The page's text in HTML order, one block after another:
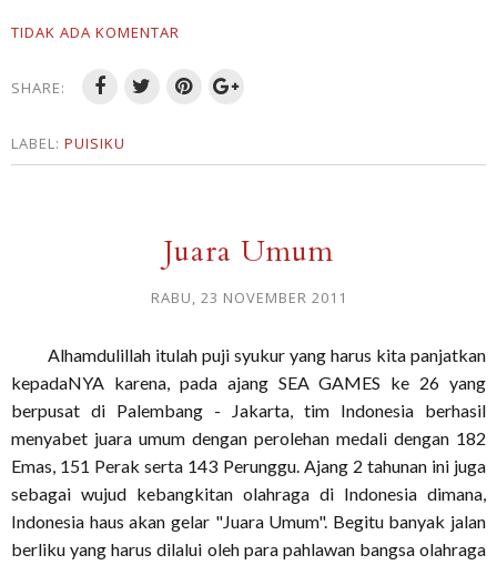
TIDAK ADA KOMENTAR
SHARE:
LABEL: PUISIKU
Juara Umum
RABU, 23 NOVEMBER 2011
Alhamdulillah itulah puji syukur yang harus kita panjatkan
kepadaNYA karena, pada ajang SEA GAMES ke 26 yang
berpusat di Palembang - Jakarta, tim Indonesia berhasil
menyabet juara umum dengan perolehan medali dengan 182
Emas, 151 Perak serta 143 Perunggu. Ajang 2 tahunan ini juga
sebagai wujud kebangkitan olahraga di Indonesia dimana,
Indonesia haus akan gelar "Juara Umum". Begitu banyak jalan
berliku yang harus dilalui oleh para pahlawan bangsa olahraga